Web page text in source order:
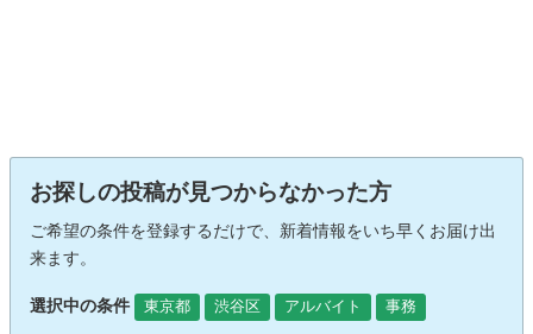
お探しの投稿が見つからなかった方
ご希望の条件を登録するだけで、新着情報をいち早くお届け出
来ます。
選択中の条件 東京都 渋谷区 アルバイト 事務